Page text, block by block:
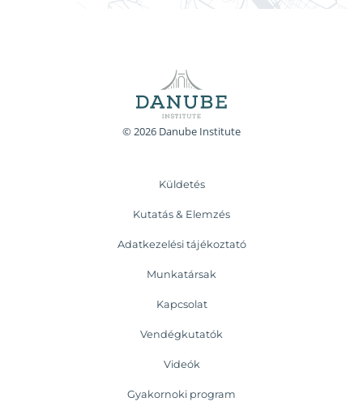
© 2026 Danube Institute
Küldetés
Kutatás & Elemzés
Adatkezelési tájékoztató
Munkatársak
Kapcsolat
Vendégkutatók
Videók
Gyakornoki program